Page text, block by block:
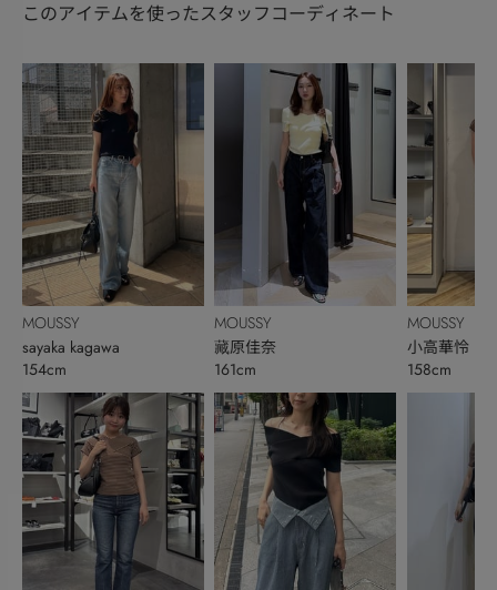
このアイテムを使ったスタッフコーディネート
MOUSSY
sayaka kagawa
154cm
MOUSSY
藏原佳奈
161cm
MOUSSY
小高華怜
158cm